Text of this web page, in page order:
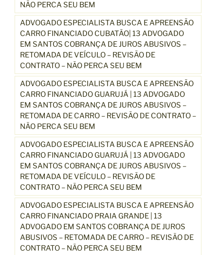
NÃO PERCA SEU BEM
ADVOGADO ESPECIALISTA BUSCA E APREENSÃO
CARRO FINANCIADO CUBATÃO| 13 ADVOGADO
EM SANTOS COBRANÇA DE JUROS ABUSIVOS –
RETOMADA DE VEÍCULO – REVISÃO DE
CONTRATO – NÃO PERCA SEU BEM
ADVOGADO ESPECIALISTA BUSCA E APREENSÃO
CARRO FINANCIADO GUARUJÁ | 13 ADVOGADO
EM SANTOS COBRANÇA DE JUROS ABUSIVOS –
RETOMADA DE CARRO – REVISÃO DE CONTRATO –
NÃO PERCA SEU BEM
ADVOGADO ESPECIALISTA BUSCA E APREENSÃO
CARRO FINANCIADO GUARUJÁ | 13 ADVOGADO
EM SANTOS COBRANÇA DE JUROS ABUSIVOS –
RETOMADA DE VEÍCULO – REVISÃO DE
CONTRATO – NÃO PERCA SEU BEM
ADVOGADO ESPECIALISTA BUSCA E APREENSÃO
CARRO FINANCIADO PRAIA GRANDE | 13
ADVOGADO EM SANTOS COBRANÇA DE JUROS
ABUSIVOS – RETOMADA DE CARRO – REVISÃO DE
CONTRATO – NÃO PERCA SEU BEM